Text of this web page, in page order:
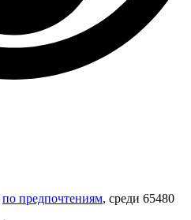
по предпочтениям, среди 65480